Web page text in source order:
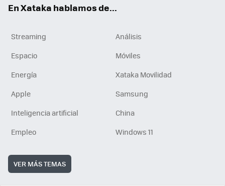
En Xataka hablamos de...
Streaming
Análisis
Espacio
Móviles
Energía
Xataka Movilidad
Apple
Samsung
Inteligencia artificial
China
Empleo
Windows 11
VER MÁS TEMAS